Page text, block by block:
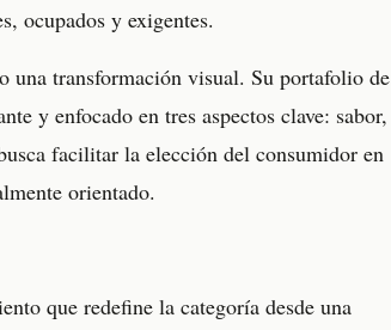
ocupados y exigentes.
una transformación visual. Su portafolio de
y enfocado en tres aspectos clave: sabor,
facilitar la elección del consumidor en
orientado.
que redefine la categoría desde una